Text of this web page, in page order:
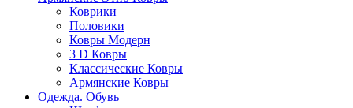
Коврики
Половики
Ковры Модерн
3 D Ковры
Классические Ковры
Армянские Ковры
Одежда. Обувь